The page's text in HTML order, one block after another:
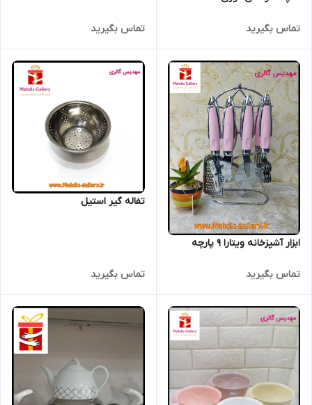
تماس بگیرید تماس بگیرید
ابزار آشپزخانه ویتارا 9 پارچه
تماس بگیرید
تفاله گیر استیل
تماس بگیرید